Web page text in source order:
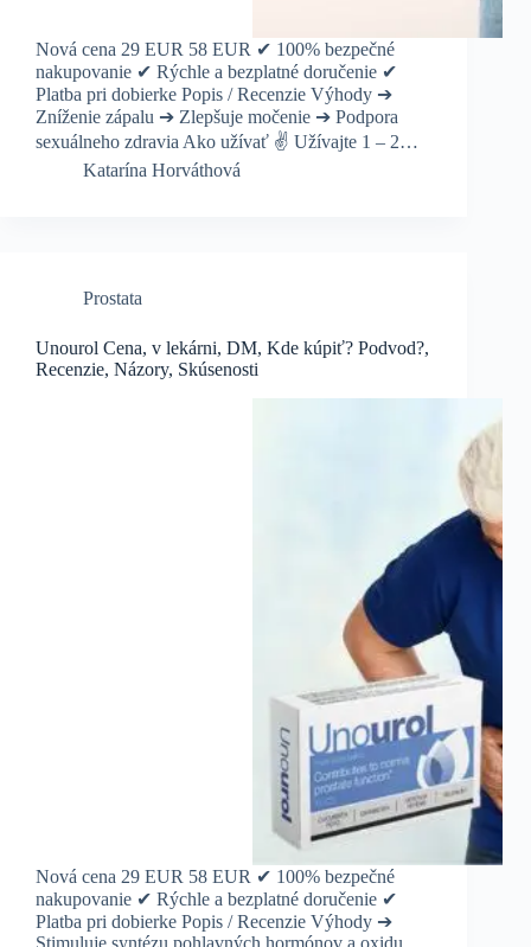
Nová cena 29 EUR 58 EUR ✔ 100% bezpečné
nakupovanie ✔ Rýchle a bezplatné doručenie ✔
Platba pri dobierke Popis / Recenzie Výhody ➔
Zníženie zápalu ➔ Zlepšuje močenie ➔ Podpora
sexuálneho zdravia Ako užívať ✌️ Užívajte 1 – 2…
Katarína Horváthová
Prostata
Unourol Cena, v lekárni, DM, Kde kúpiť? Podvod?,
Recenzie, Názory, Skúsenosti
Nová cena 29 EUR 58 EUR ✔ 100% bezpečné
nakupovanie ✔ Rýchle a bezplatné doručenie ✔
Platba pri dobierke Popis / Recenzie Výhody ➔